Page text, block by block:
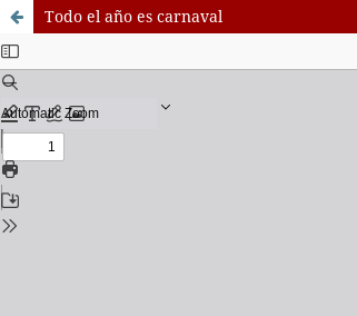
Todo el año es carnaval